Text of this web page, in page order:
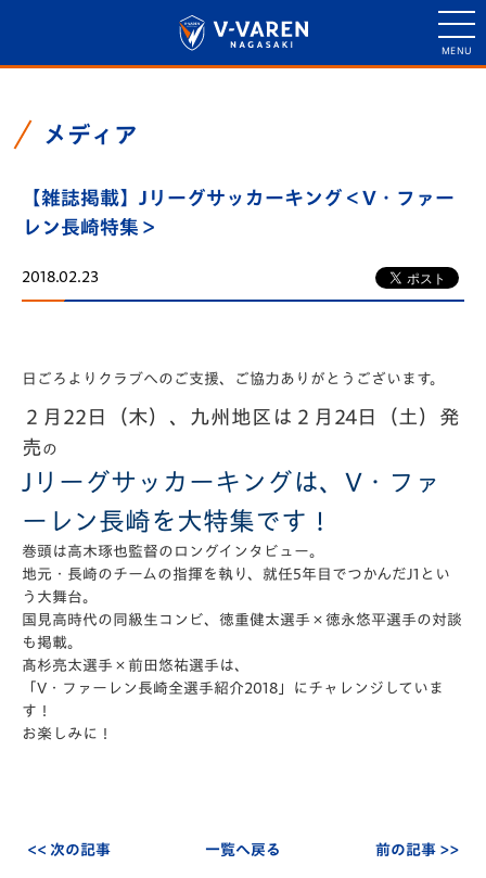
メディア
【雑誌掲載】Jリーグサッカーキング＜V・ファー
レン長崎特集＞
2018.02.23
日ごろよりクラブへのご支援、ご協力ありがとうございます。
２月22日（木）、九州地区は２月24日（土）発
売の
Jリーグサッカーキングは、V・ファ
ーレン長崎を大特集です！
巻頭は高木琢也監督のロングインタビュー。
地元・長崎のチームの指揮を執り、就任5年目でつかんだJ1とい
う大舞台。
国見高時代の同級生コンビ、徳重健太選手×徳永悠平選手の対談
も掲載。
髙杉亮太選手×前田悠祐選手は、
「V・ファーレン長崎全選手紹介2018」にチャレンジしていま
す！
お楽しみに！
<< 次の記事 一覧へ戻る 前の記事 >>